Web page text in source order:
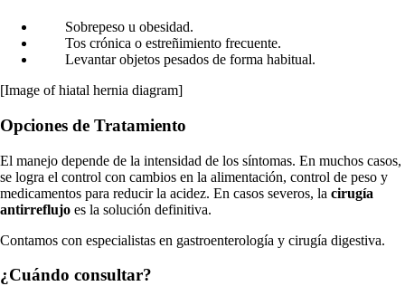
Sobrepeso u obesidad.
Tos crónica o estreñimiento frecuente.
Levantar objetos pesados de forma habitual.
[Image of hiatal hernia diagram]
Opciones de Tratamiento
El manejo depende de la intensidad de los síntomas. En muchos casos,
se logra el control con cambios en la alimentación, control de peso y
medicamentos para reducir la acidez. En casos severos, la cirugía
antirreflujo es la solución definitiva.
Contamos con especialistas en gastroenterología y cirugía digestiva.
¿Cuándo consultar?